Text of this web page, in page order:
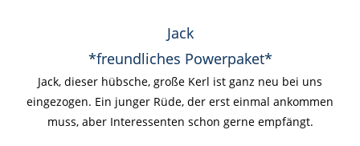
Jack
*freundliches Powerpaket*
Jack, dieser hübsche, große Kerl ist ganz neu bei uns
eingezogen. Ein junger Rüde, der erst einmal ankommen
muss, aber Interessenten schon gerne empfängt.